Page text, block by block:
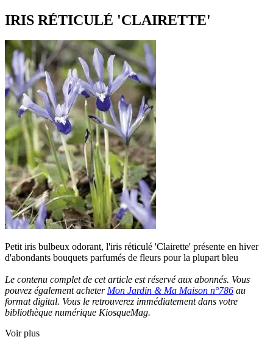
IRIS RÉTICULÉ 'CLAIRETTE'
Petit iris bulbeux odorant, l'iris réticulé 'Clairette' présente en hiver
d'abondants bouquets parfumés de fleurs pour la plupart bleu
Le contenu complet de cet article est réservé aux abonnés. Vous
pouvez également acheterMon Jardin & Ma Maison n°786 au
format digital. Vous le retrouverez immédiatement dans votre
bibliothèque numérique KiosqueMag.
Voir plus